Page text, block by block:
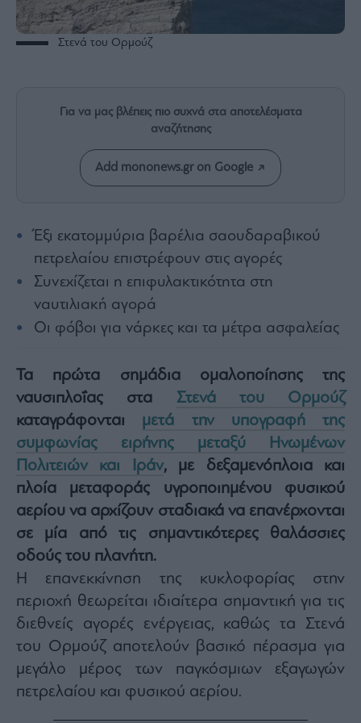
Rumors
ESG
Today
Συνεντεύξεις
Bons
Vivants
Auto
Life
Style
Architecture
&
Fashion
&
Art
Watches
Yachts
Table
For
Two
Μετοχές
Αγορές
Trader's
book
Στενά του Ορμούζ
Για να μας βλέπεις πιο συχνά στα αποτελέσματα
αναζήτησης
Add mononews.gr on Google
Έξι εκατομμύρια βαρέλια σαουδαραβικού
πετρελαίου επιστρέφουν στις αγορές
Συνεχίζεται η επιφυλακτικότητα στη
ναυτιλιακή αγορά
Οι φόβοι για νάρκες και τα μέτρα ασφαλείας
Τα πρώτα σημάδια ομαλοποίησης της
ναυσιπλοΐας στα Στενά του Ορμούζ
καταγράφονται μετά την υπογραφή της
συμφωνίας ειρήνης μεταξύ Ηνωμένων
Πολιτειών και Ιράν, με δεξαμενόπλοια και
πλοία μεταφοράς υγροποιημένου φυσικού
αερίου να αρχίζουν σταδιακά να επανέρχονται
σε μία από τις σημαντικότερες θαλάσσιες
οδούς του πλανήτη.
Η επανεκκίνηση της κυκλοφορίας στην
περιοχή θεωρείται ιδιαίτερα σημαντική για τις
διεθνείς αγορές ενέργειας, καθώς τα Στενά
του Ορμούζ αποτελούν βασικό πέρασμα για
μεγάλο μέρος των παγκόσμιων εξαγωγών
πετρελαίου και φυσικού αερίου.